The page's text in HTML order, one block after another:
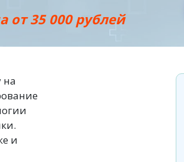
от 35 000 рублей
на
и